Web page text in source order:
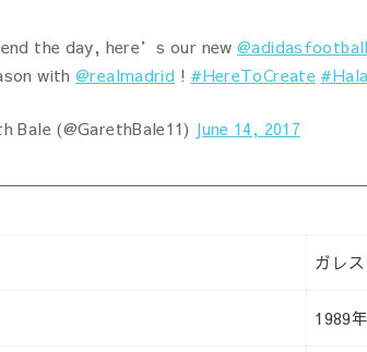
the day, here’s our new@adidasfootball
with@realmadrid ! #HereToCreate
Bale (@GarethBale11) June 14, 2017
ガレ
1989